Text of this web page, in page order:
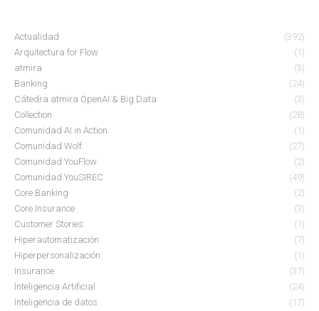
Actualidad
(392)
Arquitectura for Flow
(1)
atmira
(3)
Banking
(24)
Cátedra atmira OpenAI & Big Data
(3)
Collection
(28)
Comunidad AI in Action
(1)
Comunidad Wolf
(27)
Comunidad YouFlow
(2)
Comunidad YouSIREC
(49)
Core Banking
(2)
Core Insurance
(3)
Customer Stories
(1)
Hiperautomatización
(7)
Hiperpersonalización
(1)
Insurance
(37)
Inteligencia Artificial
(24)
Inteligencia de datos
(17)